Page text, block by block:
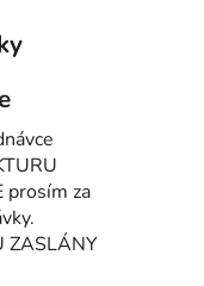
prosím za
ZASLÁNY